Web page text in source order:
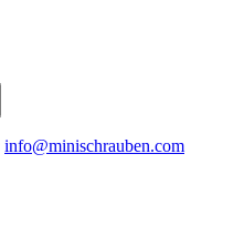
info@minischrauben.com